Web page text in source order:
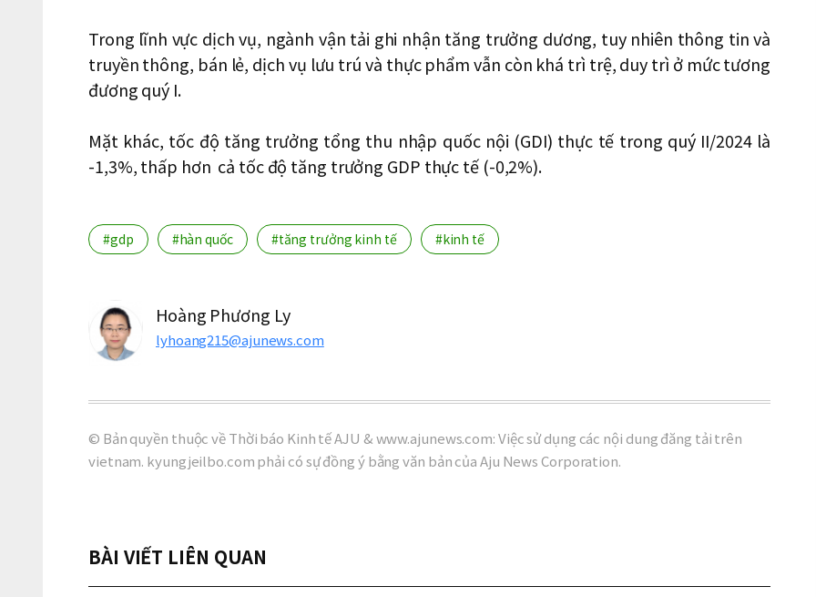
Trong lĩnh vực dịch vụ, ngành vận tải ghi nhận tăng trưởng dương, tuy nhiên thông tin và
truyền thông, bán lẻ, dịch vụ lưu trú và thực phẩm vẫn còn khá trì trệ, duy trì ở mức tương
đương quý I.
Mặt khác, tốc độ tăng trưởng tổng thu nhập quốc nội (GDI) thực tế trong quý II/2024 là
-1,3%, thấp hơn cả tốc độ tăng trưởng GDP thực tế (-0,2%).
#gdp #hàn quốc #tăng trưởng kinh tế #kinh tế
Hoàng Phương Ly
lyhoang215@ajunews.com
© Bản quyền thuộc về Thời báo Kinh tế AJU & www.ajunews.com: Việc sử dụng các nội dung đăng tải trên
vietnam. kyungjeilbo.com phải có sự đồng ý bằng văn bản của Aju News Corporation.
BÀI VIẾT LIÊN QUAN